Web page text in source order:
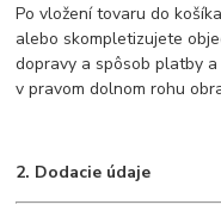
Po vložení tovaru do
alebo skompletizujete
dopravy a spôsob platby
v pravom dolnom rohu
2. Dodacie údaje